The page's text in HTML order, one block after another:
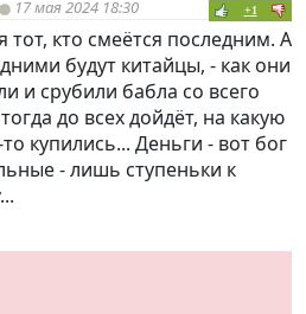
17 мая 2024 18:30 +1
кто смеётся последним. А
будут китайцы, - как они
и срубили бабла со всего
до всех дойдёт, на какую
купились... Деньги - вот бог
- лишь ступеньки к